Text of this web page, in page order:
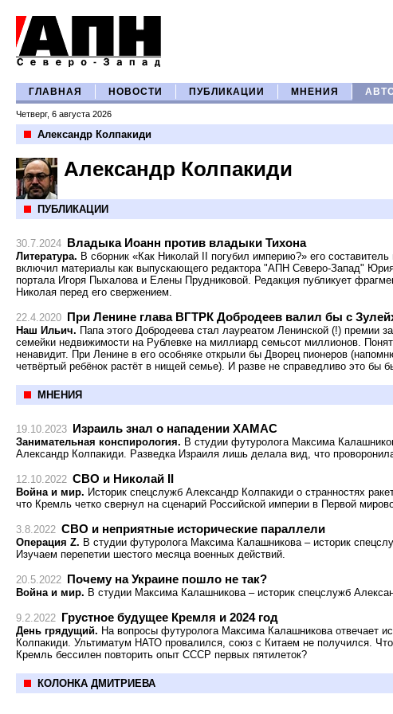
ГЛАВНАЯ НОВОСТИ ПУБЛИКАЦИИ МНЕНИЯ
Четверг, 6 августа 2026
Александр Колпакиди
Александр Колпакиди
ПУБЛИКАЦИИ
30.7.2024 Владыка Иоанн против владыки Тихона
Литература. В сборник «Как Николай II погубил империю?» его
включил материалы как выпускающего редактора "АПН Северо-Запад"
портала Игоря Пыхалова и Елены Прудниковой. Редакция публикует
Николая перед его свержением.
22.4.2020 При Ленине глава ВГТРК Добродеев валил бы с
Наш Ильич. Папа этого Добродеева стал лауреатом Ленинской (!) премии
семейки недвижимости на Рублевке на миллиард семьсот миллионов.
ненавидит. При Ленине в его особняке открыли бы Дворец пионеров
четвёртый ребёнок растёт в нищей семье). И разве не справедливо это бы
МНЕНИЯ
19.10.2023 Израиль знал о нападении ХАМАС
Занимательная конспирология. В студии футуролога Максима
Александр Колпакиди. Разведка Израиля лишь делала вид, что проворонила
12.10.2022 СВО и Николай II
Война и мир. Историк спецслужб Александр Колпакиди о странностях
что Кремль четко свернул на сценарий Российской империи в Первой
3.8.2022 СВО и неприятные исторические параллели
Операция Z. В студии футуролога Максима Калашникова – историк
Изучаем перепетии шестого месяца военных действий.
20.5.2022 Почему на Украине пошло не так?
Война и мир. В студии Максима Калашникова – историк спецслужб
9.2.2022 Грустное будущее Кремля и 2024 год
День грядущий. На вопросы футуролога Максима Калашникова отвечает
Колпакиди. Ультиматум НАТО провалился, союз с Китаем не получился.
Кремль бессилен повторить опыт СССР первых пятилеток?
КОЛОНКА ДМИТРИЕВА